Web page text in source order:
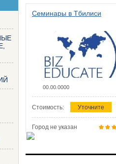
Семинары в Тбилиси
00.00.0000
Стоимость: Уточните
Город не указан